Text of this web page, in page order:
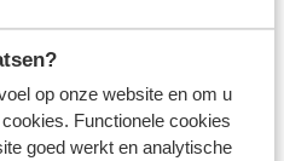
op onze website en om u
Functionele cookies
goed werkt en analytische
augustus 180
incl. toeslagen
voor 2 personen